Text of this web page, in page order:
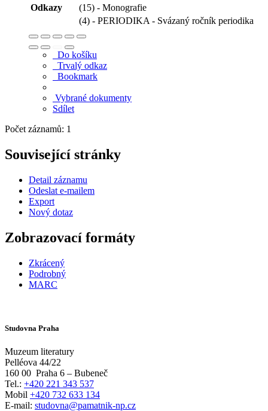
Odkazy
(15) - Monografie
(4) - PERIODIKA - Svázaný ročník periodika
Do košíku
Trvalý odkaz
Bookmark
Vybrané dokumenty
Sdílet
Počet záznamů: 1
Související stránky
Detail záznamu
Odeslat e-mailem
Export
Nový dotaz
Zobrazovací formáty
Zkrácený
Podrobný
MARC
Studovna Praha
Muzeum literatury
Pelléova 44/22
160 00 Praha 6 – Bubeneč
Tel.: +420 221 343 537
Mobil +420 732 633 134
E-mail: studovna@pamatnik-np.cz